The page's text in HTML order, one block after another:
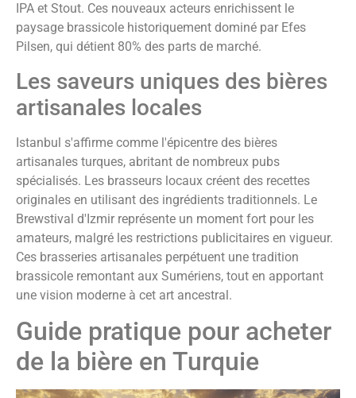
IPA et Stout. Ces nouveaux acteurs enrichissent le
paysage brassicole historiquement dominé par Efes
Pilsen, qui détient 80% des parts de marché.
Les saveurs uniques des bières
artisanales locales
Istanbul s'affirme comme l'épicentre des bières
artisanales turques, abritant de nombreux pubs
spécialisés. Les brasseurs locaux créent des recettes
originales en utilisant des ingrédients traditionnels. Le
Brewstival d'Izmir représente un moment fort pour les
amateurs, malgré les restrictions publicitaires en vigueur.
Ces brasseries artisanales perpétuent une tradition
brassicole remontant aux Sumériens, tout en apportant
une vision moderne à cet art ancestral.
Guide pratique pour acheter
de la bière en Turquie